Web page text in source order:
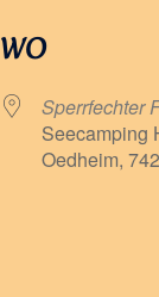
WO
Sperrfechter
Seecamping
Oedheim,